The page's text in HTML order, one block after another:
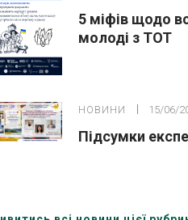
5 міфів щодо
молоді з ТОТ
НОВИНИ 15/06/
Підсумки